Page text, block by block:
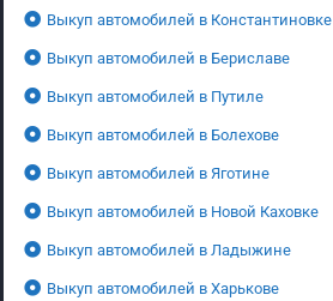
Выкуп автомобилей в Константиновке
Выкуп автомобилей в Бериславе
Выкуп автомобилей в Путиле
Выкуп автомобилей в Болехове
Выкуп автомобилей в Яготине
Выкуп автомобилей в Новой Каховке
Выкуп автомобилей в Ладыжине
Выкуп автомобилей в Харькове